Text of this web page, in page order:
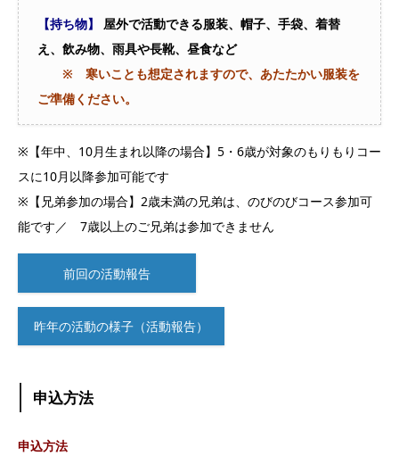
【持ち物】 屋外で活動できる服装、帽子、手袋、着替
え、飲み物、雨具や長靴、昼食など
※ 寒いことも想定されますので、あたたかい服装を
ご準備ください。
※【年中、10月生まれ以降の場合】5・6歳が対象のもりもりコー
スに10月以降参加可能です
※【兄弟参加の場合】2歳未満の兄弟は、のびのびコース参加可
能です／ 7歳以上のご兄弟は参加できません
前回の活動報告
昨年の活動の様子（活動報告）
申込方法
申込方法